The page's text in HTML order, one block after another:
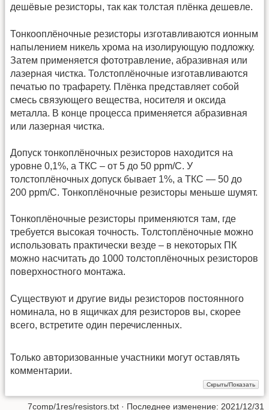
дешёвые резисторы, так как толстая плёнка дешевле.
Тонкооплёночные резисторы изготавливаются ионным
напылением никель хрома на изолирующую подложку.
Затем применяется фототравление, абразивная или
лазерная чистка. Толстоплёночные изготавливаются
печатью по трафарету. Плёнка представляет собой
смесь связующего вещества, носителя и оксида
металла. В конце процесса применяется абразивная
или лазерная чистка.
Допуск тонкоплёночных резисторов находится на
уровне 0,1%, а ТКС – от 5 до 50 ppm/C. У
толстоплёночных допуск бывает 1%, а ТКС — 50 до
200 ppm/C. Тонкоплёночные резисторы меньше шумят.
Тонкоплёночные резисторы применяются там, где
требуется высокая точность. Толстоплёночные можно
использовать практически везде – в некоторых ПК
можно насчитать до 1000 толстоплёночных резисторов
поверхностного монтажа.
Существуют и другие виды резисторов постоянного
номинала, но в ящичках для резисторов вы, скорее
всего, встретите один перечисленных.
Только авторизованные участники могут оставлять
комментарии.
7comp/1res/resistors.txt · Последнее изменение: 2021/12/31